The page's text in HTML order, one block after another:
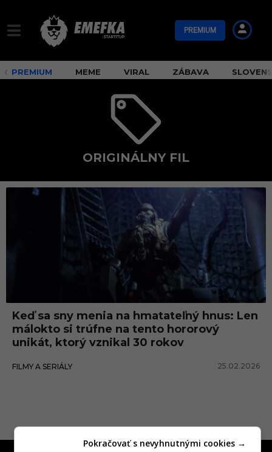
PREMIUM
PREMIUM MEME VIRAL ZÁBAVA
ORIGINÁLNY FIL
g
á
n
y
Keď sa sny menia na hmatateľný hnus: Len
málokto si trúfne na tento hororový
unikát, ktorý vznikal 30 rokov
FILMY A SERIÁLY 25.02.2026
Pokračovať s nevyhnutnými cookies →